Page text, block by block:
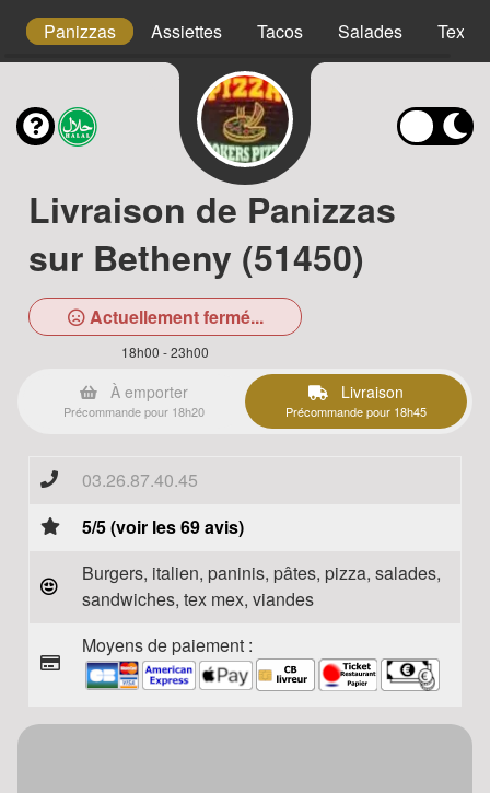
Panizzas Assiettes Tacos Salades Tex
Livraison de Panizzas
sur Betheny (51450)
Actuellement fermé...
18h00 - 23h00
À emporter
Précommande pour 18h20
Livraison
Précommande pour 18h45
03.26.87.40.45
5/5 (voir les 69 avis)
Burgers, italien, paninis, pâtes, pizza, salades,
sandwiches, tex mex, viandes
Moyens de paiement :